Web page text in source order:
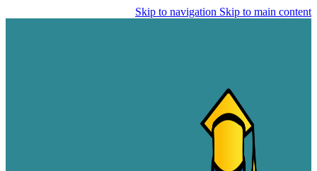
Skip to navigation Skip to main content